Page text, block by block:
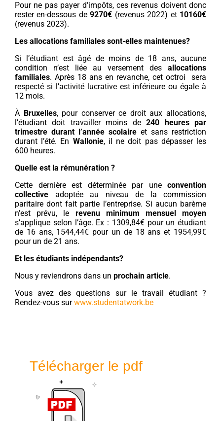
Pour ne pas payer d’impôts, ces revenus doivent donc
rester en-dessous de9270€ (revenus 2022) et 10160€
(revenus 2023).
Les allocations familiales sont-elles maintenues?
Si l’étudiant est âgé de moins de 18 ans, aucune
condition n’est liée au versement des allocations
familiales. Après 18 ans en revanche, cet octroi sera
respecté si l’activité lucrative est inférieure ou égale à
12 mois.
À Bruxelles, pour conserver ce droit aux allocations,
l’étudiant doit travailler moins de240 heures par
trimestre durant l’année scolaire et sans restriction
durant l’été. En Wallonie, il ne doit pas dépasser les
600 heures.
Quelle est la rémunération ?
Cette dernière est déterminée par une convention
collective adoptée au niveau de la commission
paritaire dont fait partie l’entreprise. Si aucun barème
n’est prévu, le revenu minimum mensuel moyen
s’applique selon l’âge. Ex : 1309,84€ pour un étudiant
de 16 ans, 1544,44€ pour un de 18 ans et 1954,99€
pour un de 21 ans.
Et les étudiants indépendants?
Nous y reviendrons dans un prochain article.
Vous avez des questions sur le travail étudiant ?
Rendez-vous surwww.studentatwork.be
Télécharger le pdf